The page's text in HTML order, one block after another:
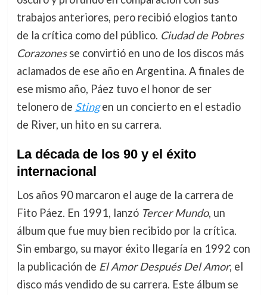
trabajos anteriores, pero recibió elogios tanto
de la crítica como del público. Ciudad de Pobres
Corazonesse convirtió en uno de los discos más
aclamados de ese año en Argentina. A finales de
ese mismo año, Páez tuvo el honor de ser
telonero de Stingen un concierto en el estadio
de River, un hito en su carrera.
La década de los 90 y el éxito
internacional
Los años 90 marcaron el auge de la carrera de
Fito Páez. En 1991, lanzó Tercer Mundo, un
álbum que fue muy bien recibido por la crítica.
Sin embargo, su mayor éxito llegaría en 1992 con
la publicación de El Amor Después Del Amor, el
disco más vendido de su carrera. Este álbum se